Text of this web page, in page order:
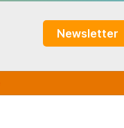
Newsletter